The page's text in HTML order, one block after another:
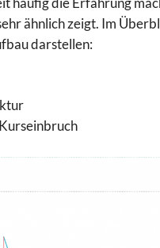
ähnlich zeigt. Im
darstellen: